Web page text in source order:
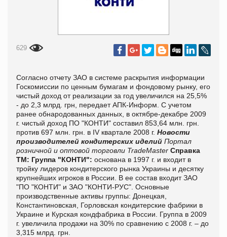
629
Согласно отчету ЗАО в системе раскрытия информации
Госкомиссии по ценным бумагам и фондовому рынку, его
чистый доход от реализации за год увеличился на 25,5%
- до 2,3 млрд. грн, передает АПК-Информ. С учетом
ранее обнародованных данных, в октябре-декабре 2009
г. чистый доход ПО "КОНТИ" составил 853,64 млн. грн.
против 697 млн. грн. в IV квартале 2008 г. Новости
производителей кондитерских иделий Портал
розничной и оптовой торговли TradeMaster Справка
ТМ: Группа "КОНТИ": основана в 1997 г. и входит в
тройку лидеров кондитерского рынка Украины и десятку
крупнейших игроков в России. В ее состав входит ЗАО
"ПО "КОНТИ" и ЗАО "КОНТИ-РУС". Основные
производственные активы группы: Донецкая,
Константиновская, Горловская кондитерские фабрики в
Украине и Курская кондфабрика в России. Группа в 2009
г. увеличила продажи на 30% по сравнению с 2008 г. – до
3,315 млрд. грн.